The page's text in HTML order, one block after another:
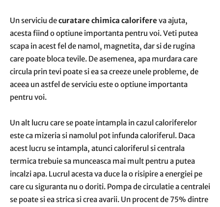
Un serviciu decuratare chimica calorifere va ajuta,
acesta fiind o optiune importanta pentru voi. Veti putea
scapa in acest fel de namol, magnetita, dar si de rugina
care poate bloca tevile. De asemenea, apa murdara care
circula prin tevi poate si ea sa creeze unele probleme, de
aceea un astfel de serviciu este o optiune importanta
pentru voi.
Un alt lucru care se poate intampla in cazul caloriferelor
este ca mizeria si namolul pot infunda caloriferul. Daca
acest lucru se intampla, atunci caloriferul si centrala
termica trebuie sa munceasca mai mult pentru a putea
incalzi apa. Lucrul acesta va duce la o risipire a energiei pe
care cu siguranta nu o doriti. Pompa de circulatie a centralei
se poate si ea strica si crea avarii. Un procent de 75% dintre